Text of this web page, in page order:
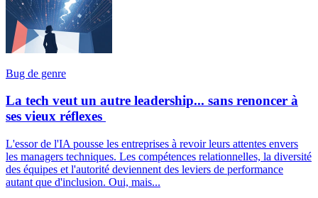
Bug de genre
La tech veut un autre leadership... sans renoncer à
ses vieux réflexes
L'essor de l'IA pousse les entreprises à revoir leurs attentes envers
les managers techniques. Les compétences relationnelles, la diversité
des équipes et l'autorité deviennent des leviers de performance
autant que d'inclusion. Oui, mais...